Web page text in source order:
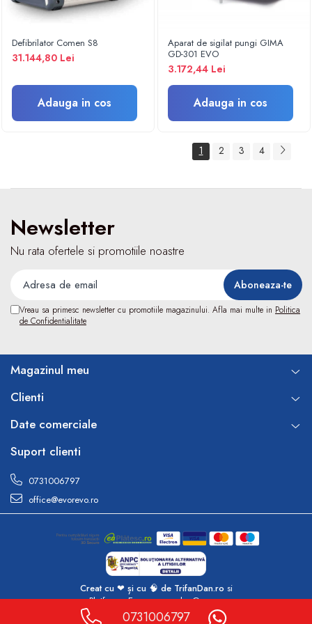
Fizioterapie
Kinetoterapie
Electroterapie
Electroterapie
Accesorii scaun cu rotile
Ingrijire la domiciliu
Dispozitive uz veterinar
Defibrilator Comen S8
31.144,80 Lei
Adauga in cos
Aparat de sigilat pungi GIMA
GD-301 EVO
3.172,44 Lei
Adauga in cos
1 2 3 4
Newsletter
Nu rata ofertele si promotiile noastre
Vreau sa primesc newsletter cu promotiile magazinului. Afla mai multe in Politica
de Confidentialitate
Magazinul meu
Clienti
Date comerciale
Suport clienti
0731006797
office@evorevo.ro
Creat cu ❤ și cu 🧠 de TrifanDan.ro si
Platforma E-commerce by Gomag
0731006797